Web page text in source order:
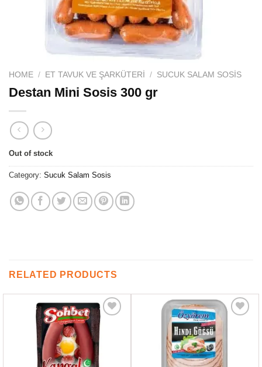
HOME / ET TAVUK VE ŞARKÜTERI / SUCUK SALAM SOSIS
Destan Mini Sosis 300 gr
Out of stock
Category: Sucuk Salam Sosis
RELATED PRODUCTS
Favorilere
Ekle
Favorilere